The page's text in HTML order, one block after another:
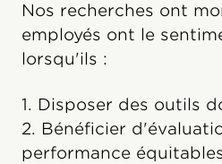
Nos recherches ont
employés ont le
lorsqu'ils :
1. Disposer des outils
2. Bénéficier
performance